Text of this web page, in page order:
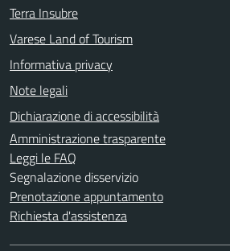
Terra Insubre
Varese Land of Tourism
Informativa privacy
Note legali
Dichiarazione di accessibilità
Amministrazione trasparente
Leggi le FAQ
Segnalazione disservizio
Prenotazione appuntamento
Richiesta d'assistenza